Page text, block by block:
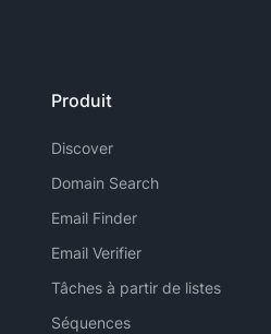
Produit
Discover
Domain Search
Email Finder
Email Verifier
Tâches à partir de listes
Séquences